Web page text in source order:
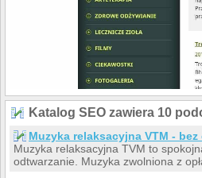
Katalog SEO zawiera 10
Muzyka relaksacyjna VTM - bez
Muzyka relaksacyjna TVM to
odtwarzanie. Muzyka zwolniona z